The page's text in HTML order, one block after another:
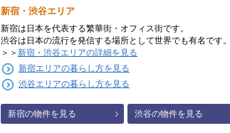
新宿・渋谷エリア
新宿は日本を代表する繁華街・オフィス街です。
渋谷は日本の流行を発信する場所として世界でも有名です。
＞＞ 新宿・渋谷エリアの詳細を見る
新宿エリアの暮らし方を見る
渋谷エリアの暮らし方を見る
新宿の物件を見る 渋谷の物件を見る